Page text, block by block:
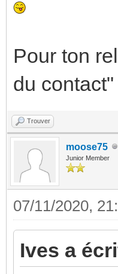
Pour ton
du
Trouver
moose75
Junior Member
07/11/2020,
Ives a